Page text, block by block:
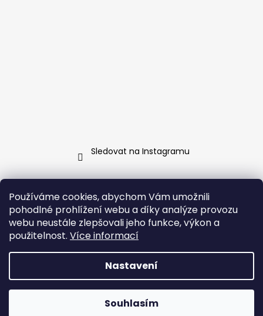
Používáme cookies, abychom Vám umožnili
pohodlné prohlížení webu a díky analýze provozu
webu neustále zlepšovali jeho funkce, výkon a
použitelnost. Více informací
Nastavení
Souhlasím
Sledovat na Instagramu
info@ jarosa.cz
+420 737 070 903
Facebook Jarosa
jarosa.fashion/
Jarosa. Všechna práva vyhrazena.